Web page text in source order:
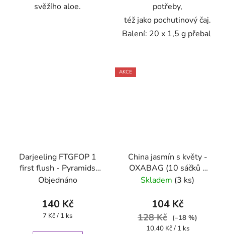
svěžího aloe.
potřeby,
též jako pochutinový čaj.
Balení: 20 x 1,5 g přebal
Darjeeling FTGFOP 1
first flush - Pyramids
(BONThé) - Oxalis
Objednáno
140 Kč
Měrná
7 Kč / 1 ks
AKCE
China jasmín s květy -
OXABAG (10 sáčků x
4g) - Oxalis
Skladem (3 ks)
104 Kč
128 Kč
(–18 %)
Měrná
10,40 Kč / 1 ks